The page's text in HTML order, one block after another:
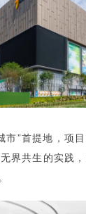
市”首提地，项
界共生的实践